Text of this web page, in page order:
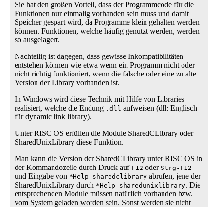
Sie hat den großen Vorteil, dass der Programmcode für die
Funktionen nur einmalig vorhanden sein muss und damit
Speicher gespart wird, da Programme klein gehalten werden
können. Funktionen, welche häufig genutzt werden, werden
so ausgelagert.
Nachteilig ist dagegen, dass gewisse Inkompatibilitäten
entstehen können wie etwa wenn ein Programm nicht oder
nicht richtig funktioniert, wenn die falsche oder eine zu alte
Version der Library vorhanden ist.
In Windows wird diese Technik mit Hilfe von Libraries
realisiert, welche die Endung .dll aufweisen (dll: Englisch
für dynamic link library).
Unter RISC OS erfüllen die Module SharedCLibrary oder
SharedUnixLibrary diese Funktion.
Man kann die Version der SharedCLibrary unter RISC OS in
der Kommandozeile durch Druck auf F12 oder Strg-F12
und Eingabe von *Help sharedclibrary abrufen, jene der
SharedUnixLibrary durch *Help sharedunixlibrary. Die
entsprechenden Module müssen natürlich vorhanden bzw.
vom System geladen worden sein. Sonst werden sie nicht